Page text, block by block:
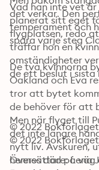
det verkar. Den
temperament och
spåra varje steg
Vad han inte vet
planerat sitt eget
flygplatsen, redo
träffar hon en
omständigheter
de ett beslut i sista
De två kvinnorna
Oakland och Eva
tror att bytet
de behöver för att
Men när flyget till
det inte längre
nytt liv. Avskuren,
hennes död på
© 2022 Bokförlaget
© 2022 Bokförlaget
Översättare: Lena